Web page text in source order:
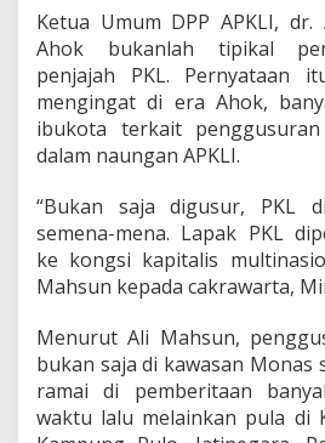
b
2
0
1
7
Ketua Umum DPP APKLI,
Ahok bukanlah tipikal
penjajah PKL. Pernyataan
mengingat di era Ahok,
ibukota terkait
dalam naungan APKLI.
“Bukan saja digusur, PKL
semena-mena. Lapak PKL
ke kongsi kapitalis
Mahsun kepada cakrawarta,
Menurut Ali Mahsun,
bukan saja di kawasan Monas
ramai di pemberitaan
waktu lalu melainkan pula di